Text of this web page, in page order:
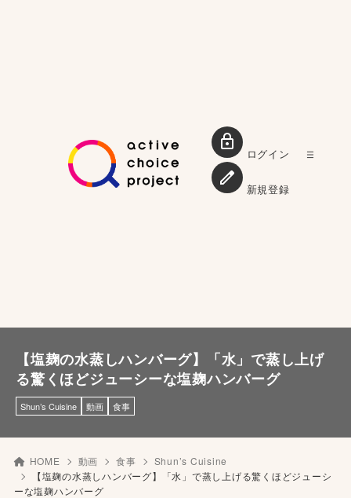
ログイン
新規登録
【塩麹の水蒸しハンバーグ】「水」で蒸し上げ
る驚くほどジューシーな塩麹ハンバーグ
Shun’s Cuisine 動画 食事
HOME 動画 食事
Shun’s Cuisine
【塩麹の水蒸しハンバーグ】「水」で蒸し上げる驚くほどジューシ
ーな塩麹ハンバーグ